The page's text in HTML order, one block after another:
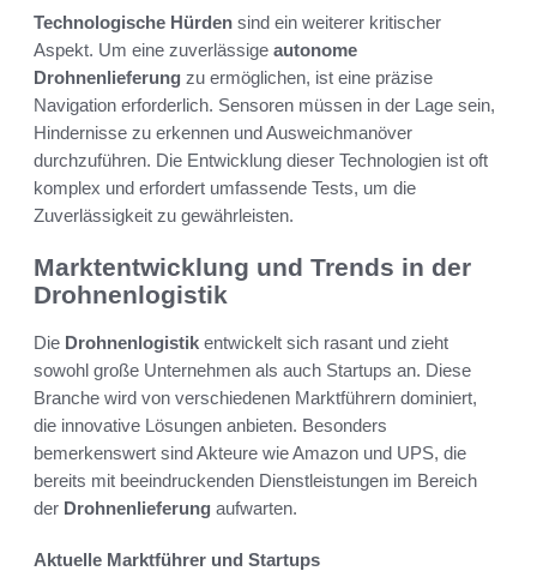
Technologische Hürden sind ein weiterer kritischer
Aspekt. Um eine zuverlässige autonome
Drohnenlieferung zu ermöglichen, ist eine präzise
Navigation erforderlich. Sensoren müssen in der Lage sein,
Hindernisse zu erkennen und Ausweichmanöver
durchzuführen. Die Entwicklung dieser Technologien ist oft
komplex und erfordert umfassende Tests, um die
Zuverlässigkeit zu gewährleisten.
Marktentwicklung und Trends in der
Drohnenlogistik
Die Drohnenlogistik entwickelt sich rasant und zieht
sowohl große Unternehmen als auch Startups an. Diese
Branche wird von verschiedenen Marktführern dominiert,
die innovative Lösungen anbieten. Besonders
bemerkenswert sind Akteure wie Amazon und UPS, die
bereits mit beeindruckenden Dienstleistungen im Bereich
der Drohnenlieferung aufwarten.
Aktuelle Marktführer und Startups